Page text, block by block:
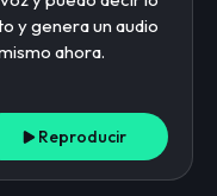
Reproducir